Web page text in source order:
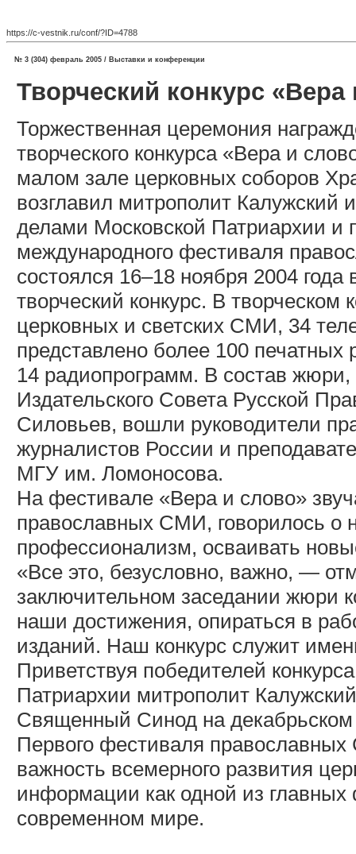
https://c-vestnik.ru/conf/?ID=4788
№ 3 (304) февраль 2005 / Выставки и конференции
Творческий конкурс «Вера
Торжественная церемония
творческого конкурса «Вера и
малом зале церковных соборов
возглавил митрополит
делами Московской Патриархии и
международного фестиваля
состоялся 16–18 ноября 2004
творческий конкурс. В творческом
церковных и светских СМИ, 34
представлено более 100
14 радиопрограмм. В состав жюри,
Издательского Совета Русской
Силовьев, вошли руководители
журналистов России и
МГУ им. Ломоносова.
На фестивале «Вера и слово»
православных СМИ, говорилось о
профессионализм, осваивать
«Все это, безусловно, важно, —
заключительном заседании жюри
наши достижения, опираться в
изданий. Наш конкурс служит
Приветствуя победителей
Патриархии митрополит
Священный Синод на декабрьском
Первого фестиваля
важность всемерного развития
информации как одной из
современном мире.